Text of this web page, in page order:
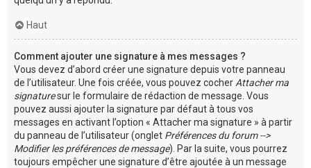
Haut
Comment ajouter une signature à mes messages ?
Vous devez d’abord créer une signature depuis votre panneau
de l’utilisateur. Une fois créée, vous pouvez cocher Attacher ma
signaturesur le formulaire de rédaction de message. Vous
pouvez aussi ajouter la signature par défaut à tous vos
messages en activant l’option « Attacher ma signature » à partir
du panneau de l’utilisateur (onglet Préférences du forum -->
Modifier les préférences de message). Par la suite, vous pourrez
toujours empêcher une signature d’être ajoutée à un message